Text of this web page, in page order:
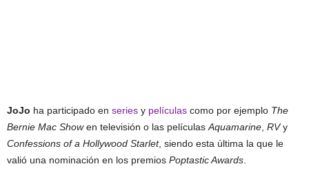
JoJo ha participado en series y películas como por ejemplo The
Bernie Mac Showen televisión o las películasAquamarine, RVy
Confessions of a Hollywood Starlet, siendo esta última la que le
valió una nominación en los premios Poptastic Awards.